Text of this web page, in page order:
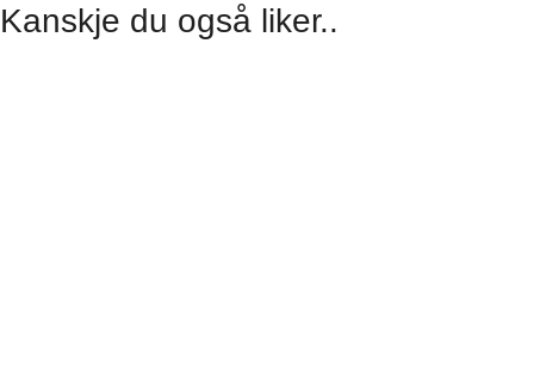
Kanskje du også liker..